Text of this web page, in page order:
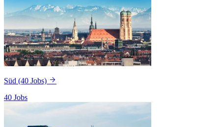
Süd (40 Jobs)
40 Jobs